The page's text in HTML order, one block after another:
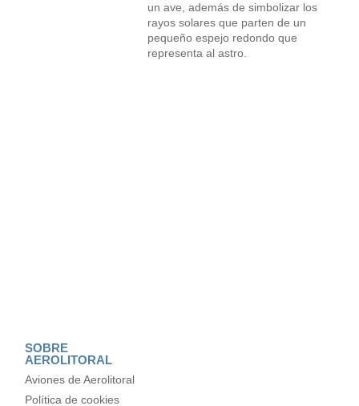
un ave, además de simbolizar los
rayos solares que parten de un
pequeño espejo redondo que
representa al astro.
SOBRE
AEROLITORAL
Aviones de Aerolitoral
Política de cookies